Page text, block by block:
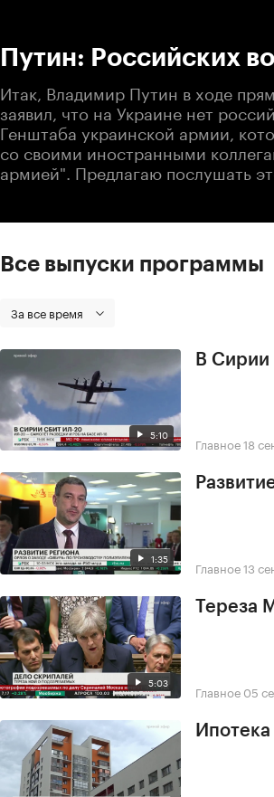
Путин: Российских
Итак, Владимир Путин в ходе
заявил, что на Украине нет
Генштаба украинской армии,
со своими иностранными
армией". Предлагаю послушать
Все выпуски программы
За все время
5:10
В
Главное18
1:35 Главное13
5:03
Тереза
Главное 05